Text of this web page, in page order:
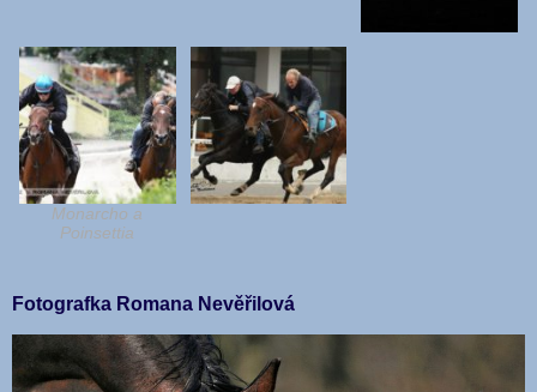
Monarcho a
Poinsettia
Fotografka Romana Nevěřilová